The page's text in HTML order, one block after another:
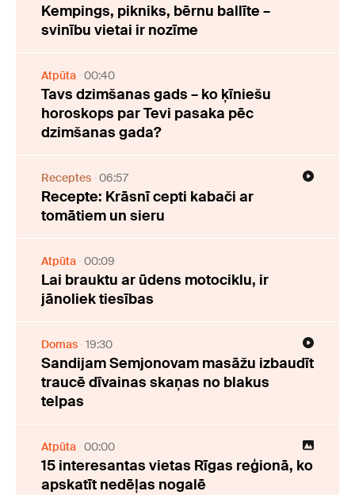
Kempings, pikniks, bērnu ballīte –
svinību vietai ir nozīme
Atpūta 00:40
Tavs dzimšanas gads – ko ķīniešu
horoskops par Tevi pasaka pēc
dzimšanas gada?
Receptes 06:57
Recepte: Krāsnī cepti kabači ar
tomātiem un sieru
Atpūta 00:09
Lai brauktu ar ūdens motociklu, ir
jānoliek tiesības
Domas 19:30
Sandijam Semjonovam masāžu izbaudīt
traucē dīvainas skaņas no blakus
telpas
Atpūta 00:00
15 interesantas vietas Rīgas reģionā, ko
apskatīt nedēļas nogalē